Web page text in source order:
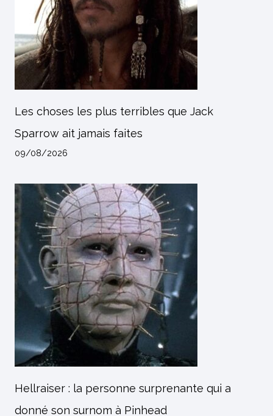
Les choses les plus terribles que Jack
Sparrow ait jamais faites
09/08/2026
Hellraiser : la personne surprenante qui a
donné son surnom à Pinhead